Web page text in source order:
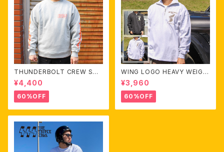
THUNDERBOLT CREW SWE
AT
¥4,400
60%OFF
WING LOGO HEAVY WEIGH
T HALF ZIP L/S TEE
¥3,960
60%OFF